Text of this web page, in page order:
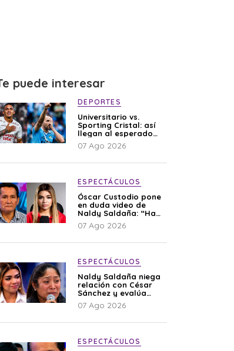
puede interesar
DEPORTES
Universitario vs.
Sporting Cristal: así
llegan al esperado
duelo
07 Ago 2026
ESPECTÁCULOS
Óscar Custodio pone
en duda video de
Naldy Saldaña: “Hay
cosas que de repente
se han editado”
07 Ago 2026
ESPECTÁCULOS
Naldy Saldaña niega
relación con César
Sánchez y evalúa
denunciar a su
esposa: “Es una
07 Ago 2026
ESPECTÁCULOS